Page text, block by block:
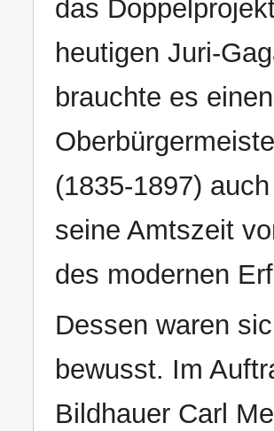
das
heutigen Juri-
brauchte es
(1835-1897)
seine Amtszeit
des modernen
Dessen waren
bewusst. Im
Bildhauer Carl